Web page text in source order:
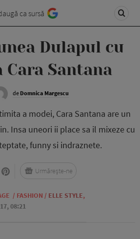
ca sursă
Dulapul cu
Santana
de Domnica Margescu
a modei, Cara Santana are un
Insa uneori ii place sa il mixeze cu
funny si indraznete.
/ FASHION / ELLE STYLE,
08:21
Urmărește-ne